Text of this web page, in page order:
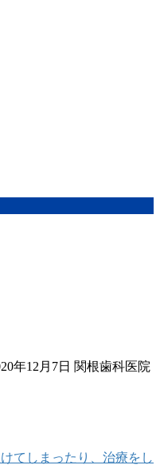
年12月7日 関根歯科医院
てしまったり、治療をし